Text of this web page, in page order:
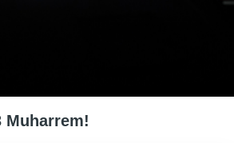
Muharrem!